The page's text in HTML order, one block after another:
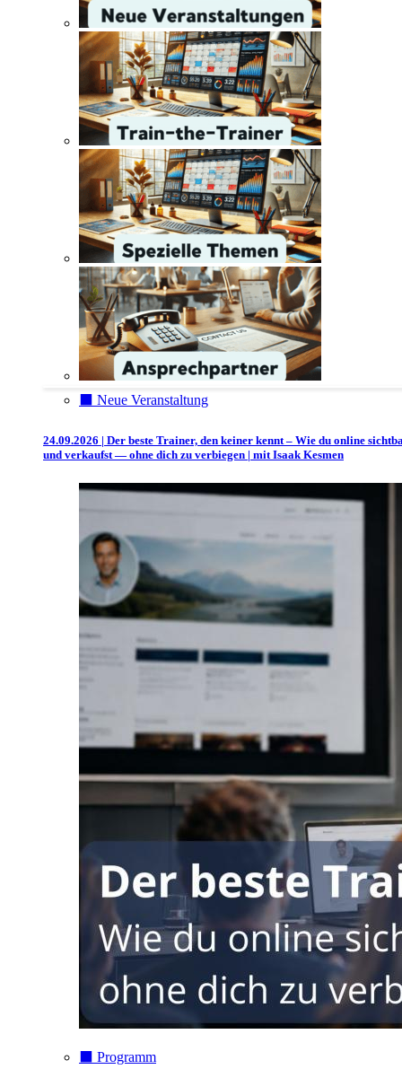
⬛️ Neue Veranstaltung
24.09.2026 | Der beste Trainer, den keiner kennt – Wie du online
und verkaufst — ohne dich zu verbiegen | mit Isaak Kesmen
⬛️ Programm